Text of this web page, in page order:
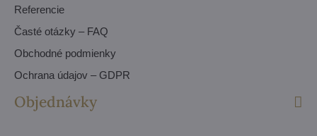
Referencie
Časté otázky – FAQ
Obchodné podmienky
Ochrana údajov – GDPR
Objednávky